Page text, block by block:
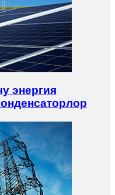
энергия